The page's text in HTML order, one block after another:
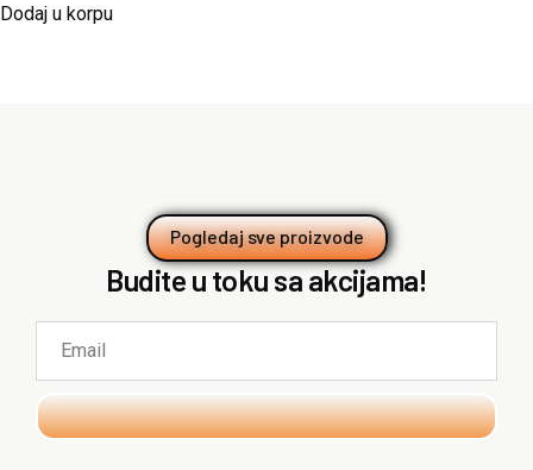
Dodaj u korpu
Pogledaj sve proizvode
Budite u toku sa akcijama!